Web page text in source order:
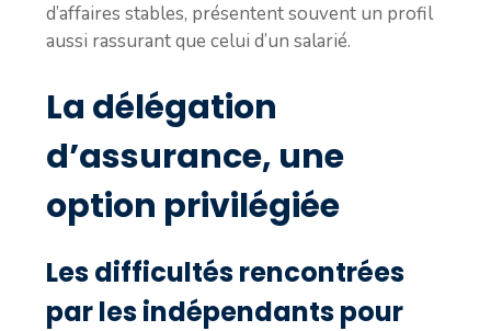
d’affaires stables, présentent souvent un profil
aussi rassurant que celui d’un salarié.
La délégation
d’assurance, une
option privilégiée
Les difficultés rencontrées
par les indépendants pour